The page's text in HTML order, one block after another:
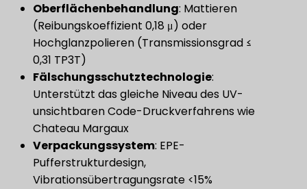
Oberflächenbehandlung: Mattieren
(Reibungskoeffizient 0,18 μ) oder
Hochglanzpolieren (Transmissionsgrad ≤
0,31 TP3T)
Fälschungsschutztechnologie:
Unterstützt das gleiche Niveau des UV-
unsichtbaren Code-Druckverfahrens wie
Chateau Margaux
Verpackungssystem: EPE-
Pufferstrukturdesign,
Vibrationsübertragungsrate <15%